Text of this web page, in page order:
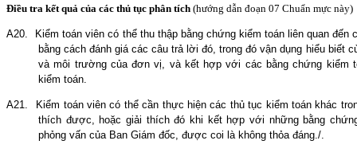
Điều tra kết quả của các thủ tục phân tích (hướng dẫn đoạn 07 Chuẩn mực này)
A20.
Kiểm toán viên có thể thu thập bằng chứng kiểm toán liên quan
bằng cách đánh giá các câu trả lời đó, trong đó vận dụng hiểu biết
và môi trường của đơn vị, và kết hợp với các bằng chứng kiểm
kiểm toán.
A21.
Kiểm toán viên có thể cần thực hiện các thủ tục kiểm toán khác
thích được, hoặc giải thích đó khi kết hợp với những bằng
phỏng vấn của Ban Giám đốc, được coi là không thỏa đáng./.